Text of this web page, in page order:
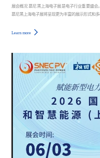
展会概况 慕尼黑上海电子展是电子行业重要盛会。走过了20个年头，展会已成为带领未来电子科技的创新平台。
慕尼黑上海电子展将呈现更为丰富的展示形式和多
Learn more